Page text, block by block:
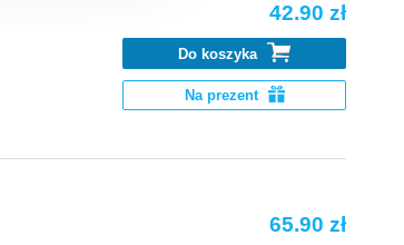
42.90 zł
Do koszyka
Na prezent
65.90 zł